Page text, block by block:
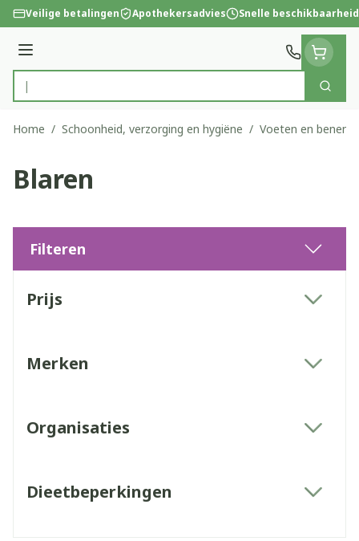
Ga naar de inhoud
Veilige betalingen Apothekersadvies Snelle beschikbaarheid
Menu
Product, merk, categorie...
Zoek
Home / Schoonheid, verzorging en hygiëne / Voeten en benen
Blaren
Filteren
Prijs
Merken
Organisaties
Dieetbeperkingen